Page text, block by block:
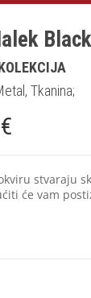
Tkanina;
€
stvaraju
će vam